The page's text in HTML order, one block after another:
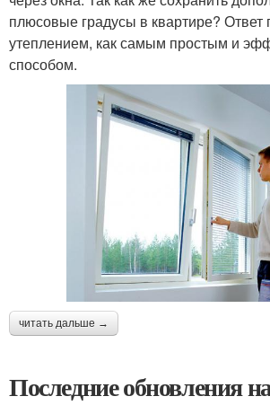
плюсовые градусы в квартире? Ответ
утеплением, как самым простым и
способом.
читать дальше →
Последние обновления